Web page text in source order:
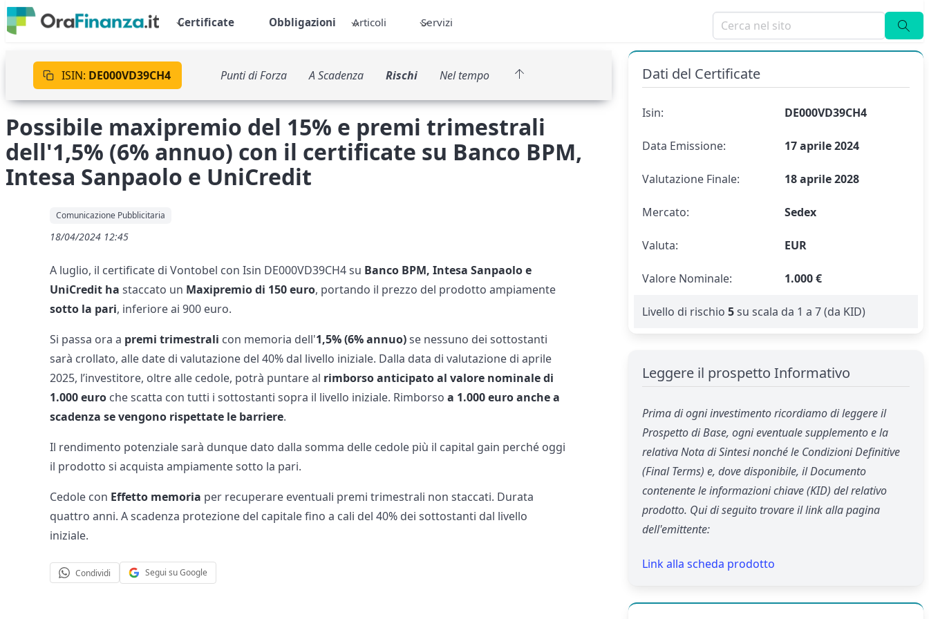
Certificate Obbligazioni Articoli Servizi
ISIN: DE000VD39CH4 Punti di Forza A Scadenza Rischi Nel tempo
Possibile maxipremio del 15% e premi trimestrali
dell'1,5% (6% annuo) con il certificate su Banco BPM,
Intesa Sanpaolo e UniCredit
Comunicazione Pubblicitaria
18/04/2024 12:45
A luglio, il certificate di Vontobel con Isin DE000VD39CH4 su Banco BPM, Intesa Sanpaolo e
UniCredit ha staccato un Maxipremio di 150 euro, portando il prezzo del prodotto ampiamente
sotto la pari, inferiore ai 900 euro.
Si passa ora a premi trimestrali con memoria dell'1,5% (6% annuo)se nessuno dei sottostanti
sarà crollato, alle date di valutazione del 40% dal livello iniziale. Dalla data di valutazione di aprile
2025, l’investitore, oltre alle cedole, potrà puntare al rimborso anticipato al valore nominale di
1.000 euro che scatta con tutti i sottostanti sopra il livello iniziale. Rimborso a 1.000 euro anche a
scadenza se vengono rispettate le barriere.
Il rendimento potenziale sarà dunque dato dalla somma delle cedole più il capital gain perché oggi
il prodotto si acquista ampiamente sotto la pari.
Cedole con Effetto memoria per recuperare eventuali premi trimestrali non staccati. Durata
quattro anni. A scadenza protezione del capitale fino a cali del 40% dei sottostanti dal livello
iniziale.
Condividi Segui su Google
Dati del Certificate
Isin: DE000VD39CH4
Data Emissione: 17 aprile 2024
Valutazione Finale: 18 aprile 2028
Mercato: Sedex
Valuta: EUR
Valore Nominale: 1.000 €
Livello di rischio5su scala da 1 a 7 (da KID)
Leggere il prospetto Informativo
Prima di ogni investimento ricordiamo di leggere il
Prospetto di Base, ogni eventuale supplemento e la
relativa Nota di Sintesi nonché le Condizioni Definitive
(Final Terms) e, dove disponibile, il Documento
contenente le informazioni chiave (KID) del relativo
prodotto. Qui di seguito trovare il link alla pagina
dell'emittente:
Link alla scheda prodotto